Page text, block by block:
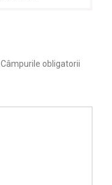
Câmpurile obligatorii